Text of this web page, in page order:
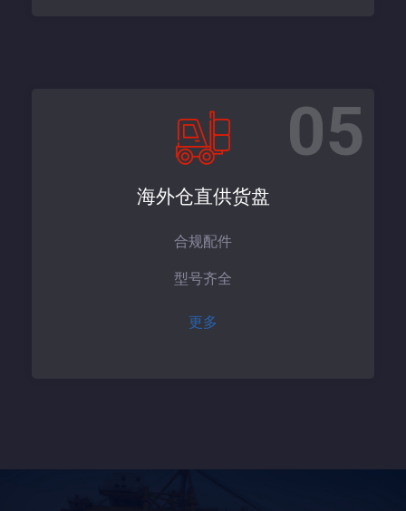
05
海外仓直供货盘
合规配件
型号齐全
更多